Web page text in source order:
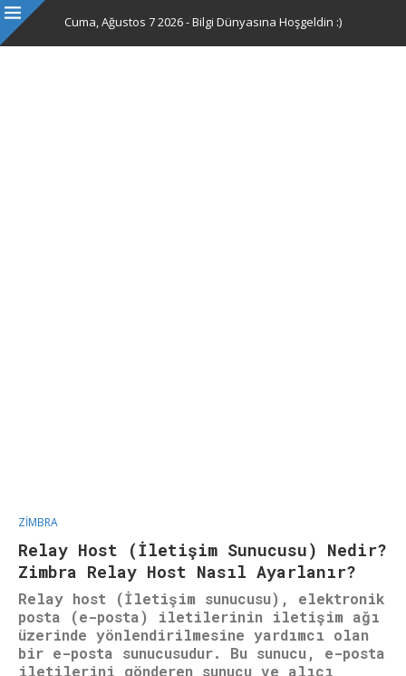
Cuma, Ağustos 7 2026 - Bilgi Dünyasına Hoşgeldin :)
ZIMBRA
Relay Host (İletişim Sunucusu) Nedir?
Zimbra Relay Host Nasıl Ayarlanır?
Relay host (İletişim sunucusu), elektronik
posta (e-posta) iletilerinin iletişim ağı
üzerinde yönlendirilmesine yardımcı olan
bir e-posta sunucusudur. Bu sunucu, e-posta
iletilerini gönderen sunucu ve alıcı